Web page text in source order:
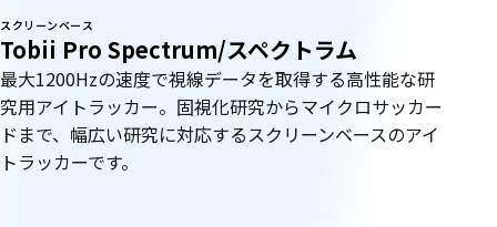
ベ
ー
ス
スクリーンベース
Tobii Pro Spectrum/スペクトラム
最大1200Hzの速度で視線データを取得する高性能な研
究用アイトラッカー。固視化研究からマイクロサッカー
ドまで、幅広い研究に対応するスクリーンベースのアイ
トラッカーです。